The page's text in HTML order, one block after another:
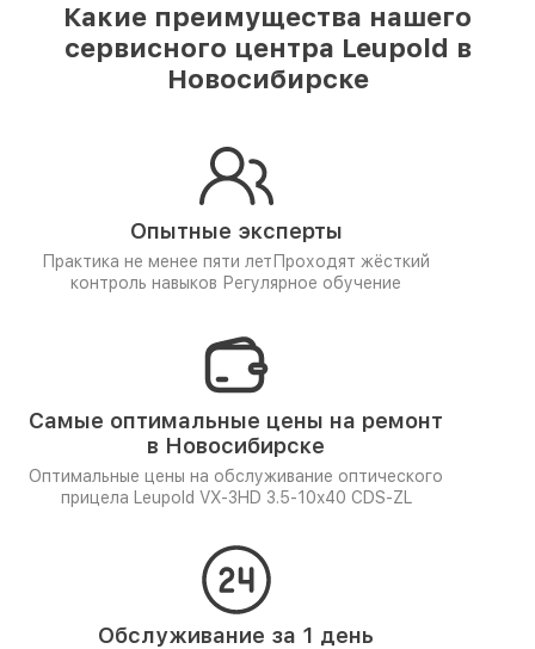
Какие преимущества нашего
сервисного центра Leupold в
Новосибирске
Опытные эксперты
Практика не менее пяти лет Проходят жёсткий
контроль навыков Регулярное обучение
Самые оптимальные цены на ремонт
в Новосибирске
Оптимальные цены на обслуживание оптического
прицела Leupold VX-3HD 3.5-10x40 CDS-ZL
Обслуживание за 1 день